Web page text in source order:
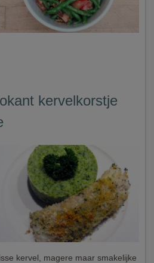
kervelkorstje
kervel, magere maar smakelijke